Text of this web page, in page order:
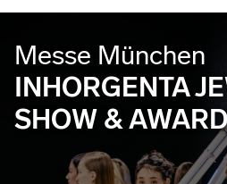
Messe München
INHORGENTA
SHOW &